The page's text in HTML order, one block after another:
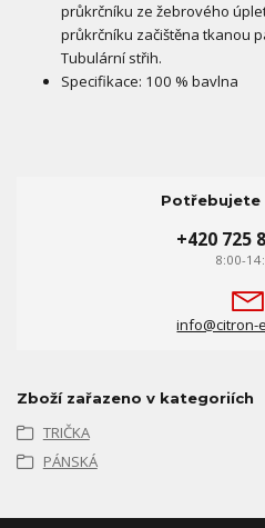
průkrčníku ze žebrového
průkrčníku začištěna tkanou
Tubulární střih.
Specifikace: 100 % bavlna
Potřebujete
+420 725
8:00-
info@citron-
Zboží zařazeno v kategoriích
TRIČKA
PÁNSKÁ